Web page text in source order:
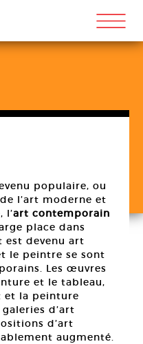
m
populaire, ou
l’art moderne et
l’art contemporain
place dans
est devenu art
le peintre se sont
Les œuvres
et le tableau,
et la peinture
d’art
d’art
augmenté.